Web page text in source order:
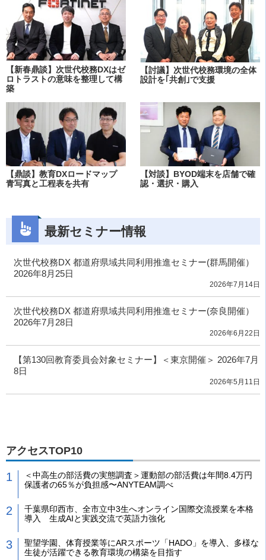
【新春鼎談】次世代校務DXはゼ
ロトラストの意味を整理して構
築
【討議】次世代校務環境の全体
設計を｢共創｣で支援
【鼎談】教育DXロードマップ
青写真と工程表を共有
【対談】BYOD端末を店舗で確
認・選択・購入
最新セミナー情報
次世代校務DX 都道府県域共同利用推進セミナー(群馬開催）
2026年8月25日
2026年7月14日
次世代校務DX 都道府県域共同利用推進セミナー(奈良開催）
2026年7月28日
2026年6月22日
【第130回教育委員会対象セミナー】＜東京開催＞ 2026年7月
8日
2026年5月11日
アクセスTOP10
＜中高生の部活費の実態調査＞運動部の部活費は年間8.4万円
保護者の65％が負担感〜ANYTEAM調べ
千葉県印西市、全市立中3生へオンライン国際交流授業を本格
導入 生成AIと実践交流で英語力強化
聖望学園、体育授業等にARスポーツ「HADO」を導入、多様な
生徒が活躍できる教育環境の構築を目指す